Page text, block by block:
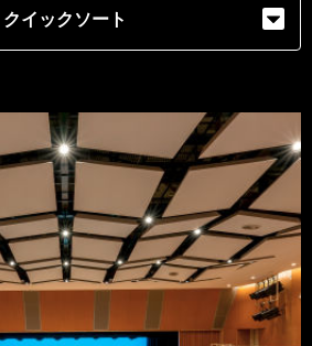
クイックソート